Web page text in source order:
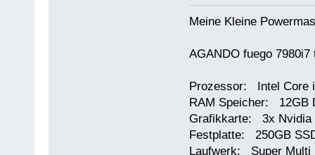
Meine Kleine
AGANDO fuego 7980i7
Prozessor: Intel Core
RAM Speicher: 12GB
Grafikkarte: 3x Nvidia
Festplatte: 250GB
Laufwerk: Super Multi